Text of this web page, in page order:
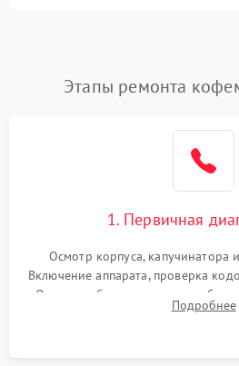
Этапы ремонта
1. Первичная
Осмотр корпуса, капучинатора
Включение аппарата, проверка
Оценка работы помпы,
Измерение температуры иПодробнее